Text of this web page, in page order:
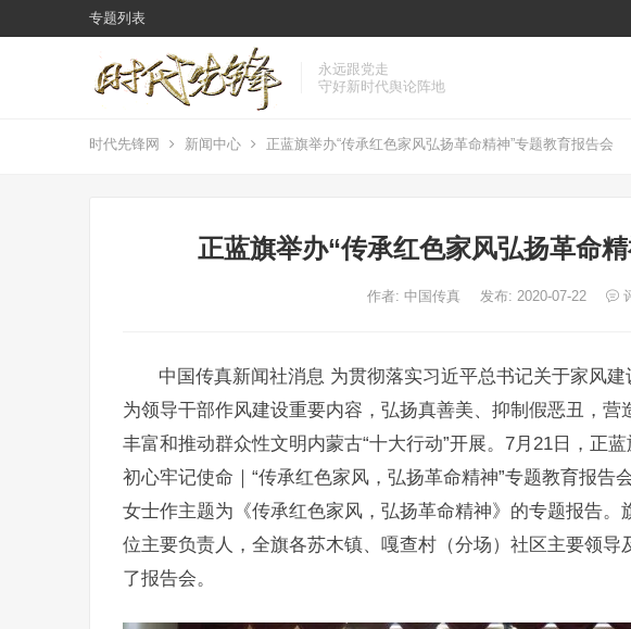
专题列表
永远跟党走
守好新时代舆论阵地
时代先锋网 新闻中心 正蓝旗举办“传承红色家风弘扬革命精神”专题教育报告会
正蓝旗举办“传承红色家风弘扬革命
作者: 中国传真 发布: 2020-07-22
中国传真新闻社消息 为贯彻落实习近平总书记关于家风
为领导干部作风建设重要内容，弘扬真善美、抑制假恶丑，营
丰富和推动群众性文明内蒙古“十大行动”开展。7月21日，正
初心牢记使命｜“传承红色家风，弘扬革命精神”专题教育报告
女士作主题为《传承红色家风，弘扬革命精神》的专题报告
位主要负责人，全旗各苏木镇、嘎查村（分场）社区主要领导
了报告会。